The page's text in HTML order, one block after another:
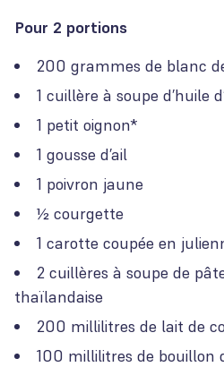
Pour 2 portions
200 grammes de blanc
1 cuillère à soupe d’huile
1 petit oignon*
1 gousse d’ail
1 poivron jaune
½ courgette
1 carotte coupée en
2 cuillères à soupe de
thaïlandaise
200 millilitres de lait de
100 millilitres de bouillon